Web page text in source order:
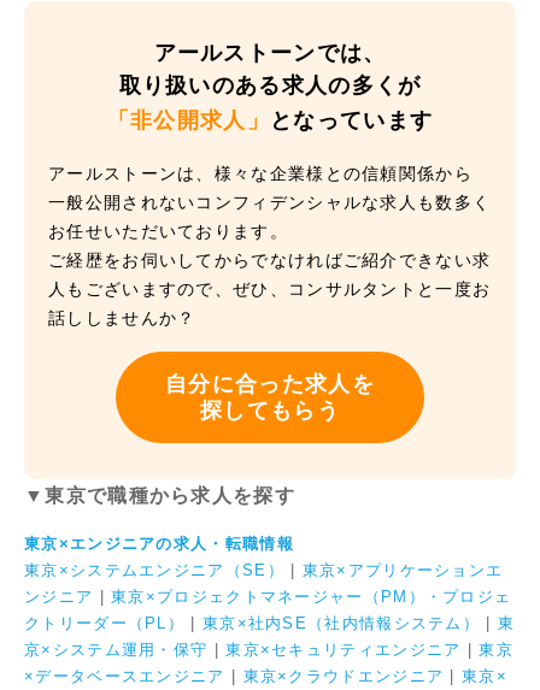
アールストーンでは、
取り扱いのある求人の多くが
「非公開求人」
となっています
アールストーンは、様々な企業様との信頼関係から
一般公開されないコンフィデンシャルな求人も数多く
お任せいただいております。
ご経歴をお伺いしてからでなければご紹介できない求
人もございますので、ぜひ、コンサルタントと一度お
話ししませんか？
自分に合った求人を
探してもらう
▼東京で職種から求人を探す
東京×エンジニアの求人・転職情報
東京×システムエンジニア（SE）
東京×アプリケーションエ
ンジニア
|東京×プロジェクトマネージャー（PM）・プロジェ
クトリーダー（PL）
東京×社内SE（社内情報システム）
東
京×システム運用・保守 |東京×セキュリティエンジニア |東京
×データベースエンジニア
東京×クラウドエンジニア |東京×